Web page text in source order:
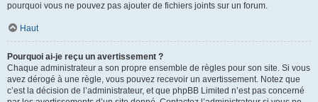
pourquoi vous ne pouvez pas ajouter de fichiers joints sur un forum.
Haut
Pourquoi ai-je reçu un avertissement ?
Chaque administrateur a son propre ensemble de règles pour son site. Si vous
avez dérogé à une règle, vous pouvez recevoir un avertissement. Notez que
c’est la décision de l’administrateur, et que phpBB Limited n’est pas concerné